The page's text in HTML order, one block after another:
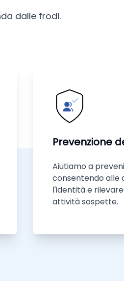
dalle frodi.
Prevenzione
Aiutiamo a
consentendo alle
l'identità e
attività sospette.